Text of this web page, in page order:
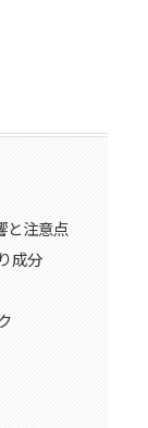
と注意点
成分